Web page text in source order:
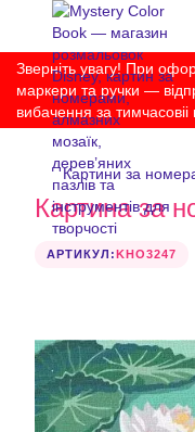
Зверніть увагу! При
маркери та ручки —
вибачення за тимчасовіі
Картини за
Картина за
АРТИКУЛ:KHO3247